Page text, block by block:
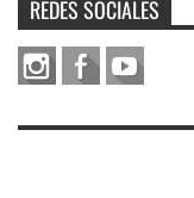
REDES SOCIALES